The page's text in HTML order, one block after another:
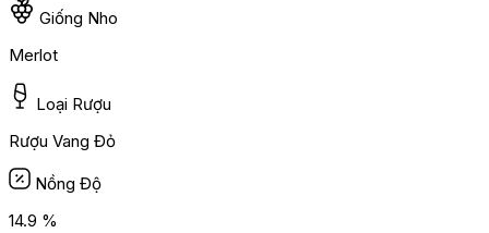
Giống Nho
Merlot
Loại Rượu
Rượu Vang Đỏ
Nồng Độ
14.9 %